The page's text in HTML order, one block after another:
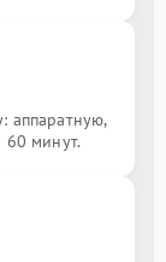
аппаратную,
60 минут.